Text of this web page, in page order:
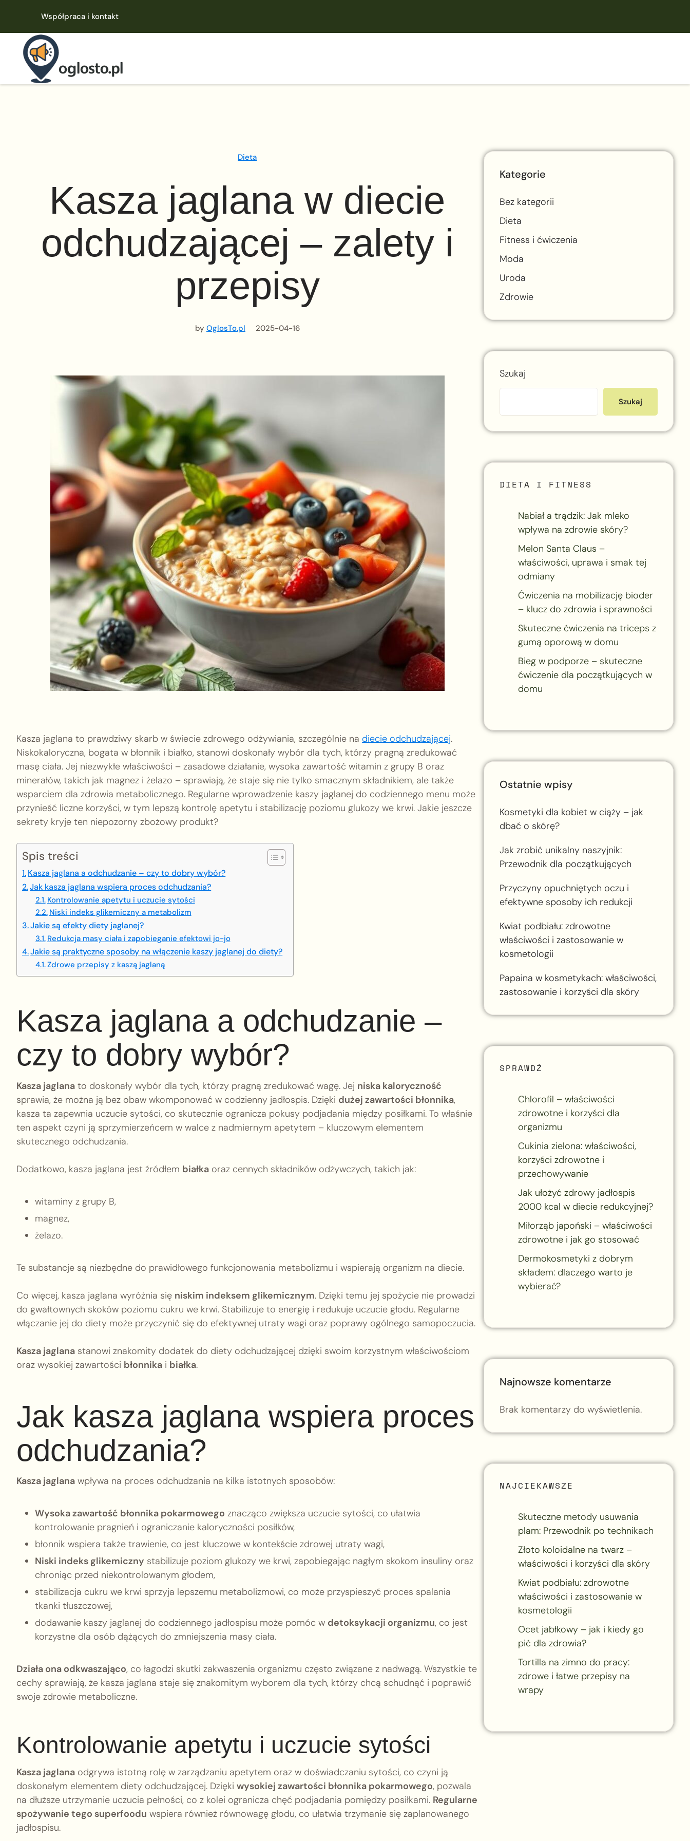
Współpraca i kontakt
Dieta
Kasza jaglana w diecie
odchudzającej – zalety i
przepisy
by OglosTo.pl 2025-04-16
Kasza jaglana to prawdziwy skarb w świecie zdrowego odżywiania, szczególnie na diecie odchudzającej.
Niskokaloryczna, bogata w błonnik i białko, stanowi doskonały wybór dla tych, którzy pragną zredukować
masę ciała. Jej niezwykłe właściwości – zasadowe działanie, wysoka zawartość witamin z grupy B oraz
minerałów, takich jak magnez i żelazo – sprawiają, że staje się nie tylko smacznym składnikiem, ale także
wsparciem dla zdrowia metabolicznego. Regularne wprowadzenie kaszy jaglanej do codziennego menu może
przynieść liczne korzyści, w tym lepszą kontrolę apetytu i stabilizację poziomu glukozy we krwi. Jakie jeszcze
sekrety kryje ten niepozorny zbożowy produkt?
Spis treści
Kasza jaglana a odchudzanie – czy to dobry wybór?
Jak kasza jaglana wspiera proces odchudzania?
Kontrolowanie apetytu i uczucie sytości
Niski indeks glikemiczny a metabolizm
Jakie są efekty diety jaglanej?
Redukcja masy ciała i zapobieganie efektowi jo-jo
Jakie są praktyczne sposoby na włączenie kaszy jaglanej do diety?
Zdrowe przepisy z kaszą jaglaną
Kasza jaglana a odchudzanie –
czy to dobry wybór?
Kasza jaglana to doskonały wybór dla tych, którzy pragną zredukować wagę. Jej niska kaloryczność
sprawia, że można ją bez obaw wkomponować w codzienny jadłospis. Dzięki dużej zawartości błonnika,
kasza ta zapewnia uczucie sytości, co skutecznie ogranicza pokusy podjadania między posiłkami. To właśnie
ten aspekt czyni ją sprzymierzeńcem w walce z nadmiernym apetytem – kluczowym elementem
skutecznego odchudzania.
Dodatkowo, kasza jaglana jest źródłem białka oraz cennych składników odżywczych, takich jak:
witaminy z grupy B,
magnez,
żelazo.
Te substancje są niezbędne do prawidłowego funkcjonowania metabolizmu i wspierają organizm na diecie.
Co więcej, kasza jaglana wyróżnia się niskim indeksem glikemicznym. Dzięki temu jej spożycie nie prowadzi
do gwałtownych skoków poziomu cukru we krwi. Stabilizuje to energię i redukuje uczucie głodu. Regularne
włączanie jej do diety może przyczynić się do efektywnej utraty wagi oraz poprawy ogólnego samopoczucia.
Kasza jaglana stanowi znakomity dodatek do diety odchudzającej dzięki swoim korzystnym właściwościom
oraz wysokiej zawartości błonnika i białka.
Jak kasza jaglana wspiera proces
odchudzania?
Kasza jaglana wpływa na proces odchudzania na kilka istotnych sposobów:
Wysoka zawartość błonnika pokarmowego znacząco zwiększa uczucie sytości, co ułatwia
kontrolowanie pragnień i ograniczanie kaloryczności posiłków,
błonnik wspiera także trawienie, co jest kluczowe w kontekście zdrowej utraty wagi,
Niski indeks glikemiczny stabilizuje poziom glukozy we krwi, zapobiegając nagłym skokom insuliny oraz
chroniąc przed niekontrolowanym głodem,
stabilizacja cukru we krwi sprzyja lepszemu metabolizmowi, co może przyspieszyć proces spalania
tkanki tłuszczowej,
dodawanie kaszy jaglanej do codziennego jadłospisu może pomóc w detoksykacji organizmu, co jest
korzystne dla osób dążących do zmniejszenia masy ciała.
Działa ona odkwaszająco, co łagodzi skutki zakwaszenia organizmu często związane z nadwagą. Wszystkie te
cechy sprawiają, że kasza jaglana staje się znakomitym wyborem dla tych, którzy chcą schudnąć i poprawić
swoje zdrowie metaboliczne.
Kontrolowanie apetytu i uczucie sytości
Kasza jaglana odgrywa istotną rolę w zarządzaniu apetytem oraz w doświadczaniu sytości, co czyni ją
doskonałym elementem diety odchudzającej. Dzięki wysokiej zawartości błonnika pokarmowego, pozwala
na dłuższe utrzymanie uczucia pełności, co z kolei ogranicza chęć podjadania pomiędzy posiłkami. Regularne
spożywanie tego superfoodu wspiera również równowagę głodu, co ułatwia trzymanie się zaplanowanego
jadłospisu.
Kategorie
Bez kategorii
Dieta
Fitness i ćwiczenia
Moda
Uroda
Zdrowie
Szukaj
Szukaj
DIETA I FITNESS
Nabiał a trądzik: Jak mleko
wpływa na zdrowie skóry?
Melon Santa Claus –
właściwości, uprawa i smak tej
odmiany
Ćwiczenia na mobilizację bioder
– klucz do zdrowia i sprawności
Skuteczne ćwiczenia na triceps z
gumą oporową w domu
Bieg w podporze – skuteczne
ćwiczenie dla początkujących w
domu
Ostatnie wpisy
Kosmetyki dla kobiet w ciąży – jak
dbać o skórę?
Jak zrobić unikalny naszyjnik:
Przewodnik dla początkujących
Przyczyny opuchniętych oczu i
efektywne sposoby ich redukcji
Kwiat podbiału: zdrowotne
właściwości i zastosowanie w
kosmetologii
Papaina w kosmetykach: właściwości,
zastosowanie i korzyści dla skóry
SPRAWDŹ
Chlorofil – właściwości
zdrowotne i korzyści dla
organizmu
Cukinia zielona: właściwości,
korzyści zdrowotne i
przechowywanie
Jak ułożyć zdrowy jadłospis
2000 kcal w diecie redukcyjnej?
Miłorząb japoński – właściwości
zdrowotne i jak go stosować
Dermokosmetyki z dobrym
składem: dlaczego warto je
wybierać?
Najnowsze komentarze
Brak komentarzy do wyświetlenia.
NAJCIEKAWSZE
Skuteczne metody usuwania
plam: Przewodnik po technikach
Złoto koloidalne na twarz –
właściwości i korzyści dla skóry
Kwiat podbiału: zdrowotne
właściwości i zastosowanie w
kosmetologii
Ocet jabłkowy – jak i kiedy go
pić dla zdrowia?
Tortilla na zimno do pracy:
zdrowe i łatwe przepisy na
wrapy